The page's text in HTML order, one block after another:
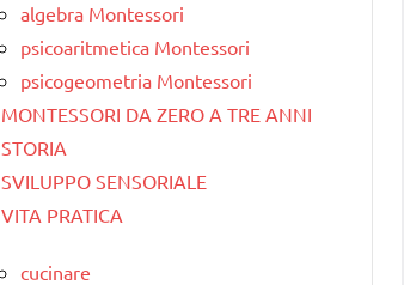
algebra Montessori
psicoaritmetica Montessori
psicogeometria Montessori
MONTESSORI DA ZERO A TRE ANNI
STORIA
SVILUPPO SENSORIALE
VITA PRATICA
cucinare